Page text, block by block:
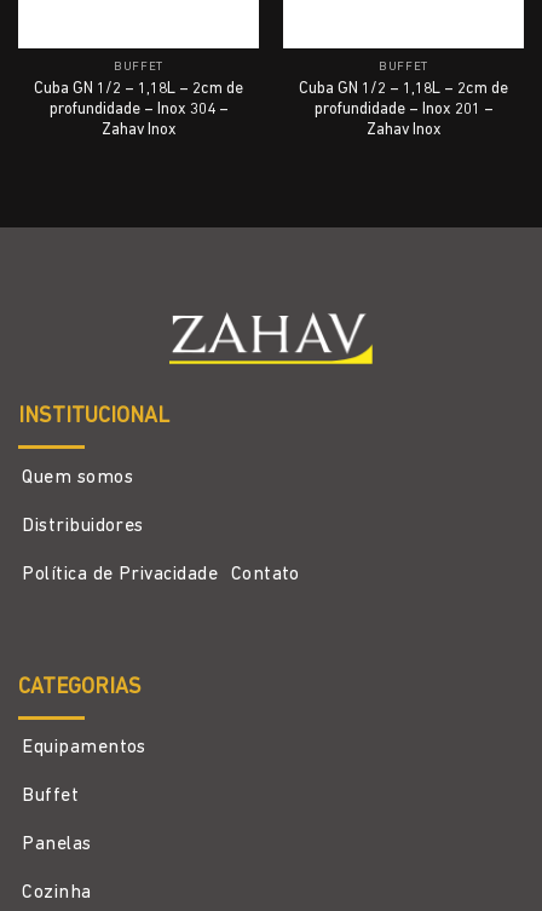
BUFFET
Cuba GN 1/2 – 1,18L – 2cm de
profundidade – Inox 304 –
Zahav Inox
BUFFET
Cuba GN 1/2 – 1,18L – 2cm de
profundidade – Inox 201 –
Zahav Inox
INSTITUCIONAL
Quem somos
Distribuidores
Política de Privacidade Contato
CATEGORIAS
Equipamentos
Buffet
Panelas
Cozinha